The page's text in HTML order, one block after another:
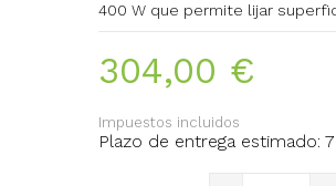
400 W que permite lijar
304,00 €
Impuestos incluidos
Plazo de entrega estimado: